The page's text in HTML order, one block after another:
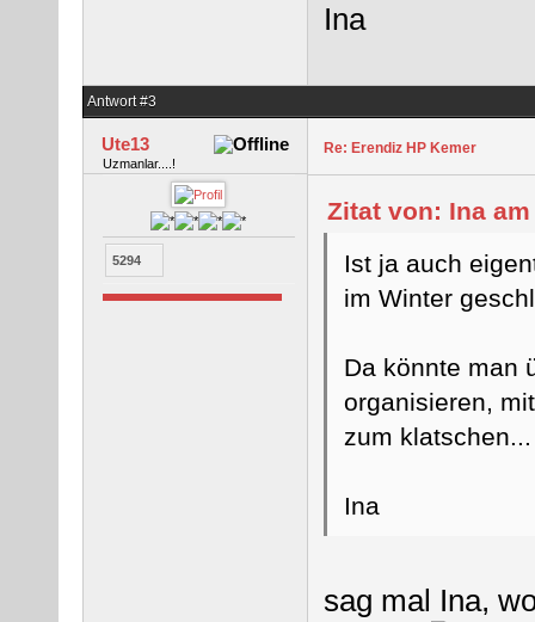
Ina
Antwort #3
Ute13
Uzmanlar....!
5294
Re: Erendiz HP Kemer
Zitat von: Ina
Ist ja auch
im Winter
Da könnte man
organisieren,
zum klatschen...
Ina
sag mal Ina,